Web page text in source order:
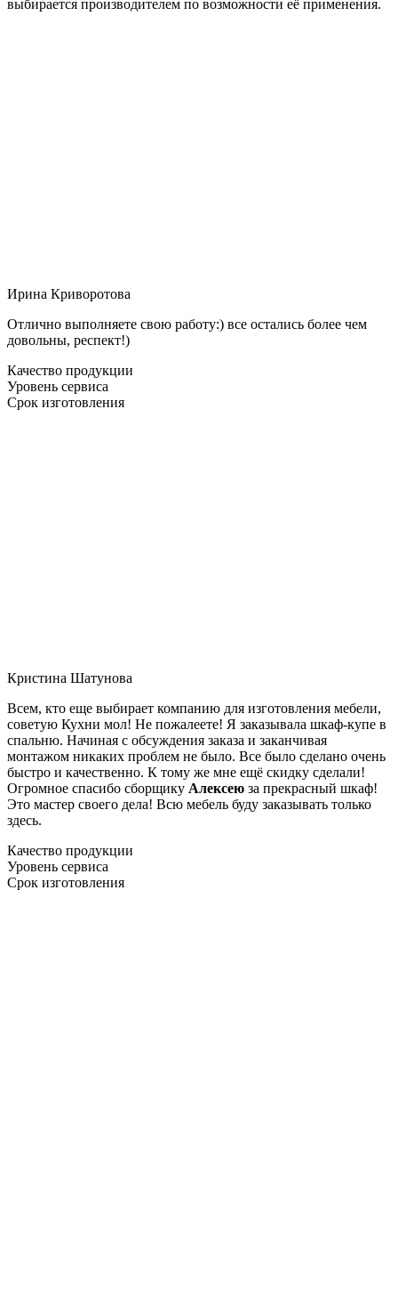
выбирается производителем по возможности её применения.
Ирина Криворотова
Отлично выполняете свою работу:) все остались более чем
довольны, респект!)
Качество продукции
Уровень сервиса
Срок изготовления
Кристина Шатунова
Всем, кто еще выбирает компанию для изготовления мебели,
советую Кухни мол! Не пожалеете! Я заказывала шкаф-купе в
спальню. Начиная с обсуждения заказа и заканчивая
монтажом никаких проблем не было. Все было сделано очень
быстро и качественно. К тому же мне ещё скидку сделали!
Огромное спасибо сборщику Алексею за прекрасный шкаф!
Это мастер своего дела! Всю мебель буду заказывать только
здесь.
Качество продукции
Уровень сервиса
Срок изготовления